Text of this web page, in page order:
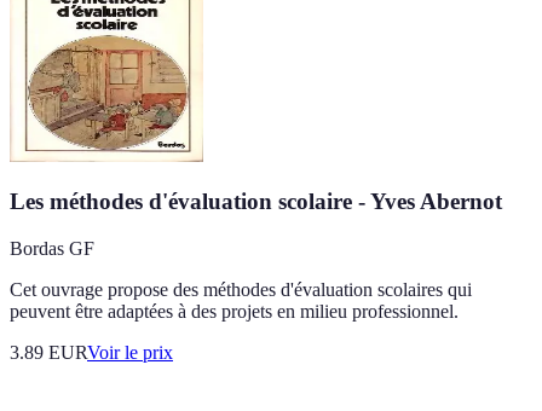
Les méthodes d'évaluation scolaire - Yves Abernot
Bordas GF
Cet ouvrage propose des méthodes d'évaluation scolaires qui
peuvent être adaptées à des projets en milieu professionnel.
3.89 EURVoir le prix